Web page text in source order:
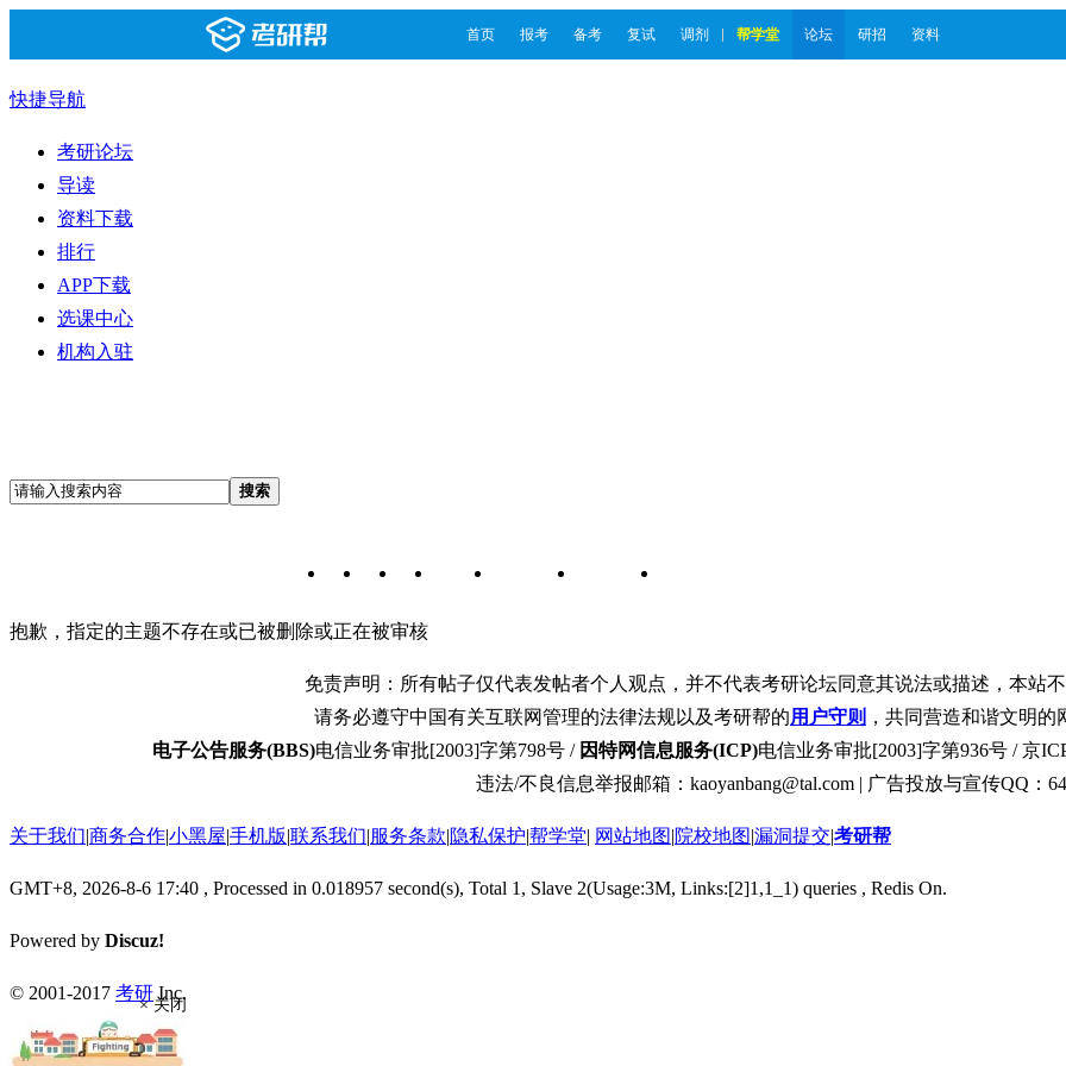
首页 报考 备考 复试 调剂 帮学堂 论坛 研招 资料
快捷导航
考研论坛
导读
资料下载
排行
APP下载
选课中心
机构入驻
搜索
抱歉，指定的主题不存在或已被删除或正在被审核
免责声明：所有帖子仅代表发帖者个人观点，并不代表考研论坛同意其说法或描述，本站
请务必遵守中国有关互联网管理的法律法规以及考研帮的用户守则 ，共同营造和谐文明
电子公告服务(BBS)电信业务审批[2003]字第798号 / 因特网信息服务(ICP)电信业务审批[2003]字第936号 / 京
违法/不良信息举报邮箱：kaoyanbang@tal.com | 广告投放与宣传QQ：
关于我们|商务合作|小黑屋|手机版|联系我们|服务条款|隐私保护|帮学堂| 网站地图|院校地图|漏洞提交|考研帮
GMT+8, 2026-8-6 17:40 , Processed in 0.018957 second(s), Total 1, Slave 2(Usage:3M, Links:[2]1,1_1) queries , Redis On.
Powered by Discuz!
© 2001-2017 考研Inc.
× 关闭